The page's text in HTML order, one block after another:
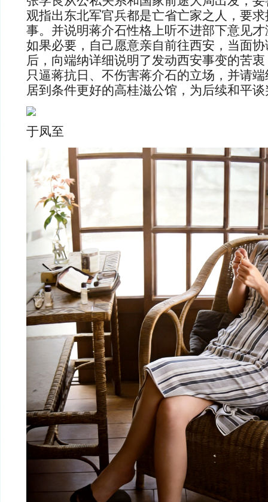
观指出东北军官兵都是亡省亡家之人，要
事。并说明蒋介石性格上听不进部下意见
如果必要，自己愿意亲自前往西安，当面协
后，向端纳详细说明了发动西安事变的苦
只逼蒋抗日、不伤害蒋介石的立场，并请
居到条件更好的高桂滋公馆，为后续和平
于凤至